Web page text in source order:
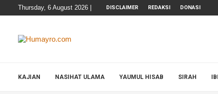
Thursday, 6 August 2026 | DISCLAIMER REDAKSI DONASI
KAJIAN NASIHAT ULAMA YAUMUL HISAB SIRAH